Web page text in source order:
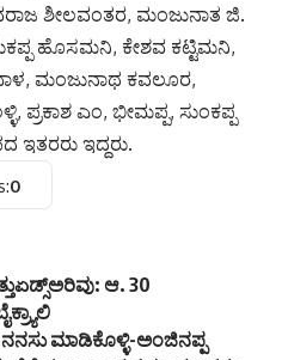
ಶೀಲವಂತರ, ಮಂಜುನಾತ ಜಿ.
ಹೊಸಮನಿ, ಕೇಶವ ಕಟ್ಟಿಮನಿ,
ಮಂಜುನಾಥ ಕವಲೂರ,
ಪ್ರಕಾಶ ಎಂ, ಭೀಮಪ್ಪ, ಸುಂಕಪ್ಪ
ಇತರರು ಇದ್ದರು.
0
ಆ. 30
ಮಾಡಿಕೊಳ್ಳಿ-ಅಂಜಿನಪ್ಪ